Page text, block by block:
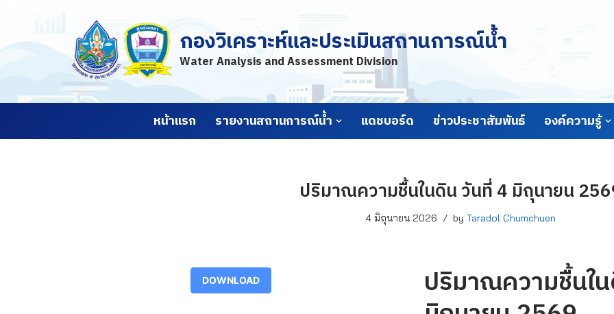
กองวิเคราะห์และประเมินสถานการณ์น้ำ
Water Analysis and Assessment Division
หน้าแรก รายงานสถานการณ์น้ำ แดชบอร์ด ข่าวประชาสัมพันธ์ องค์ความรู้
ปริมาณความชื้นในดิน วันที่ 4 มิถุนายน
4 มิถุนายน 2026 by Taradol Chumchuen
DOWNLOAD ปริมาณความชื้นใ